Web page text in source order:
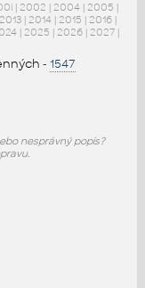
| 2002 | 2004 | 2005 |
2013 | 2014 | 2015 | 2016 |
| 2025 | 2026 | 2027 |
- 1547
nesprávný popis?